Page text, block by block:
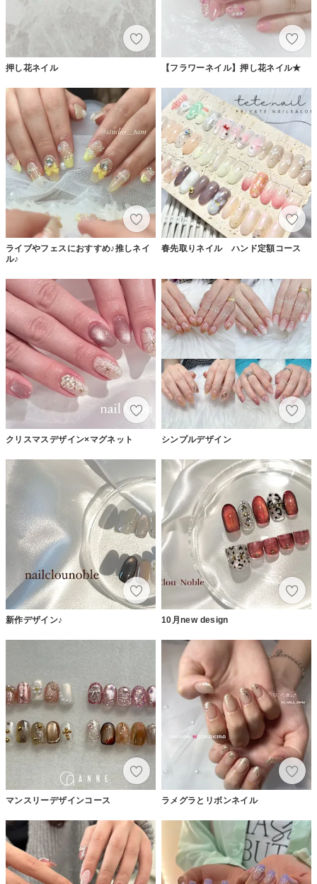
押し花ネイル 【フラワーネイル】押し花ネイル★
ライブやフェスにおすすめ♪推しネイ
ル♪
春先取りネイル ハンド定額コース
クリスマスデザイン×マグネット シンプルデザイン
新作デザイン♪ 10月new design
マンスリーデザインコース ラメグラとリボンネイル